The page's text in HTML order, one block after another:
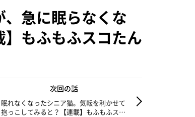
急に眠らなくな
もふもふスコたん
次回の話
眠れなくなったシニア猫。気転を利かせて
抱っこしてみると？【連載】もふもふスコ